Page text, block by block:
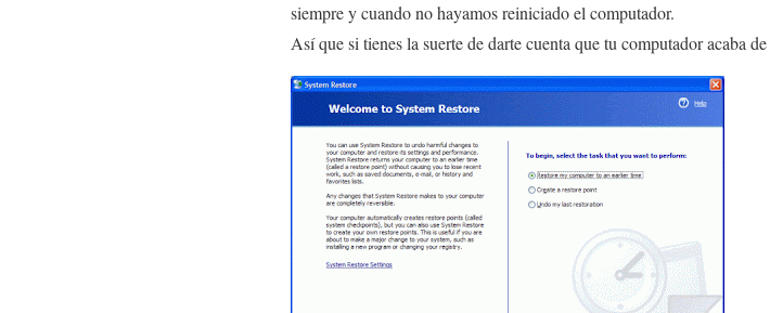
siempre y cuando no hayamos reiniciado el computador.
Así que si tienes la suerte de darte cuenta que tu computador acaba